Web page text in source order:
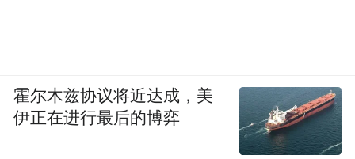
霍尔木兹协议将近达成，美
伊正在进行最后的博弈